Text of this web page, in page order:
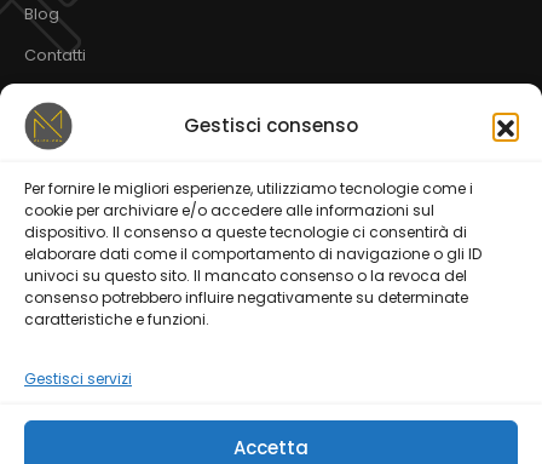
Gestisci consenso
Per fornire le migliori esperienze, utilizziamo tecnologie come i
cookie per archiviare e/o accedere alle informazioni sul
dispositivo. Il consenso a queste tecnologie ci consentirà di
elaborare dati come il comportamento di navigazione o gli ID
univoci su questo sito. Il mancato consenso o la revoca del
consenso potrebbero influire negativamente su determinate
caratteristiche e funzioni.
Gestisci servizi
Accetta
Blog
Contatti
Servizi
Web Design CMS | TEMI SEO
Social Media Marketing E-commerce Strategies
Mobile Applications Spot Pubblicitari